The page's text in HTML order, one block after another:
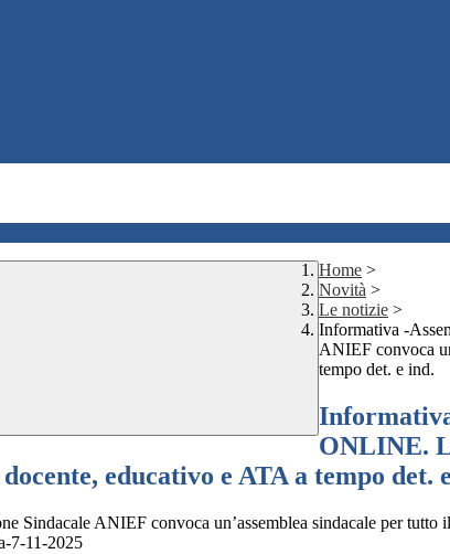
Home >
Novità >
Le notizie >
Informativa -
ANIEF convoca
tempo det. e ind.
ONLINE.
educativo e ATA a tempo det.
ANIEF convoca un’assemblea sindacale per tutto
7-11-2025